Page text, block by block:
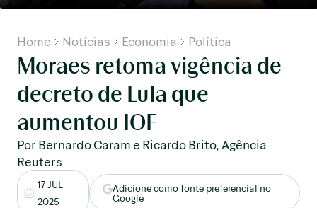
Home Notícias Economia Política
Moraes retoma vigência de
decreto de Lula que
aumentou IOF
Por Bernardo Caram e Ricardo Brito, Agência
Reuters
17 JUL
2025
Adicione como fonte preferencial no
Google